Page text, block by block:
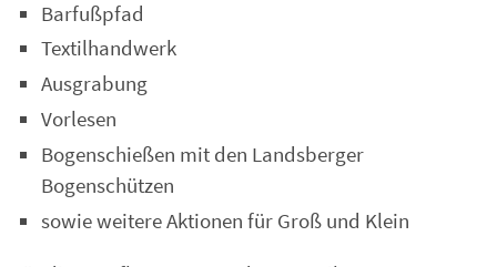
Barfußpfad
Textilhandwerk
Ausgrabung
Vorlesen
Bogenschießen mit den Landsberger
Bogenschützen
sowie weitere Aktionen für Groß und Klein